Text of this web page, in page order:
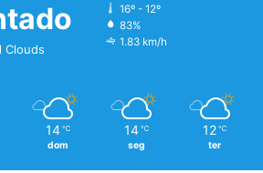
Clouds
16º - 12º
83%
1.83 km/h
14 ℃
dom
14 ℃
seg
12 ℃
ter